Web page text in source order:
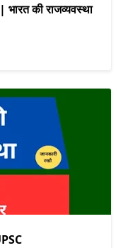
भारत की राजव्यवस्था